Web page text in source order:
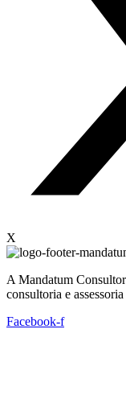
X
A Mandatum
consultoria e
Facebook-f